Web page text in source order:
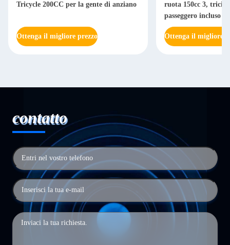
Tricycle 200CC per la gente di anziano
Ottenga il migliore prezzo
ruota 150cc 3,
passeggero incluso
Ottenga il migliore
contatto